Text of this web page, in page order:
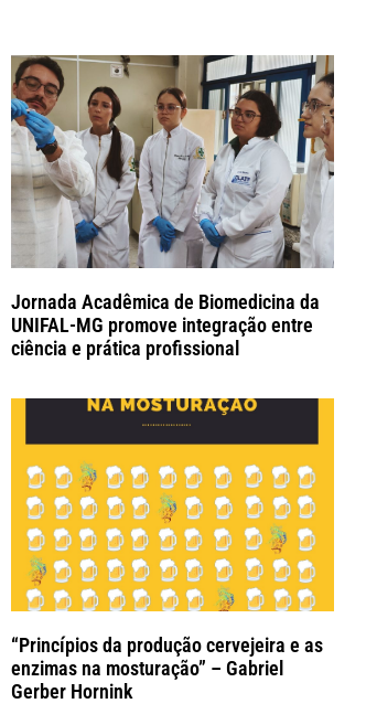
Jornada Acadêmica de Biomedicina da
UNIFAL-MG promove integração entre
ciência e prática profissional
“Princípios da produção cervejeira e as
enzimas na mosturação” – Gabriel
Gerber Hornink